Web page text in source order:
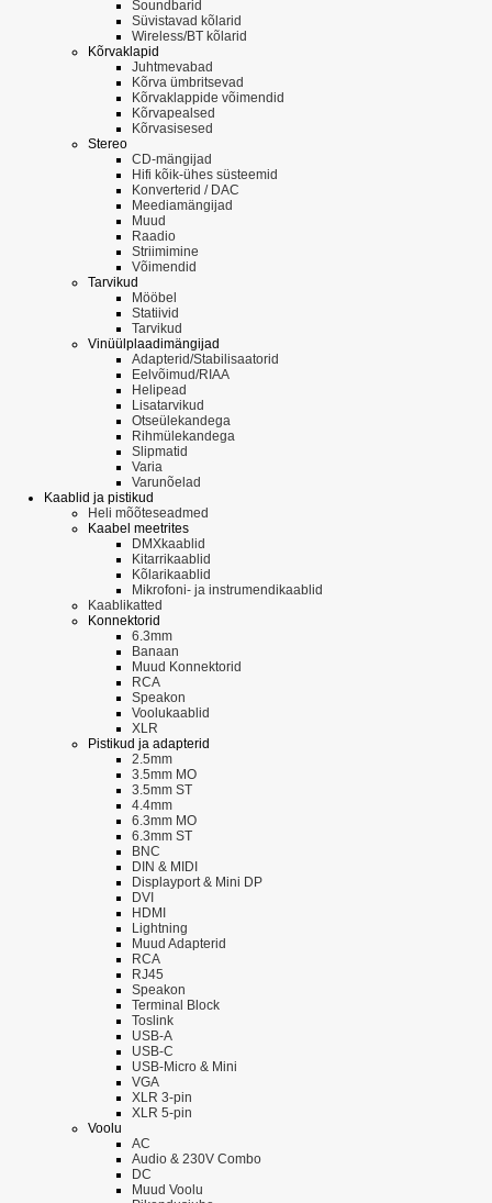
Soundbarid
Süvistavad kõlarid
Wireless/BT kõlarid
Kõrvaklapid
Juhtmevabad
Kõrva ümbritsevad
Kõrvaklappide võimendid
Kõrvapealsed
Kõrvasisesed
Stereo
CD-mängijad
Hifi kõik-ühes süsteemid
Konverterid / DAC
Meediamängijad
Muud
Raadio
Striimimine
Võimendid
Tarvikud
Mööbel
Statiivid
Tarvikud
Vinüülplaadimängijad
Adapterid/Stabilisaatorid
Eelvõimud/RIAA
Helipead
Lisatarvikud
Otseülekandega
Rihmülekandega
Slipmatid
Varia
Varunõelad
Kaablid ja pistikud
Heli mõõteseadmed
Kaabel meetrites
DMXkaablid
Kitarrikaablid
Kõlarikaablid
Mikrofoni- ja instrumendikaablid
Kaablikatted
Konnektorid
6.3mm
Banaan
Muud Konnektorid
RCA
Speakon
Voolukaablid
XLR
Pistikud ja adapterid
2.5mm
3.5mm MO
3.5mm ST
4.4mm
6.3mm MO
6.3mm ST
BNC
DIN & MIDI
Displayport & Mini DP
DVI
HDMI
Lightning
Muud Adapterid
RCA
RJ45
Speakon
Terminal Block
Toslink
USB-A
USB-C
USB-Micro & Mini
VGA
XLR 3-pin
XLR 5-pin
Voolu
AC
Audio & 230V Combo
DC
Muud Voolu